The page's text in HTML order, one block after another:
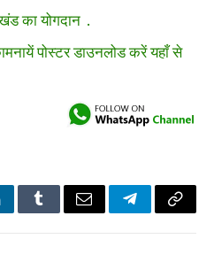
का योगदान .
पोस्टर डाउनलोड करें यहाँ से
TumblrEmail TelegramCopy